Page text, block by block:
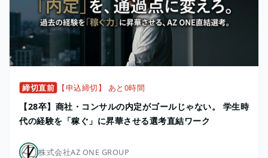
締切直前 【申込締切】 あと0時間
【28卒】商社・コンサルの内定がゴールじゃない。 学生時
代の経験を「稼ぐ」に昇華させる選考直結ワーク
株式会社AZ ONE GROUP